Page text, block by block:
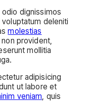
dignissimos
deleniti
molestias
provident,
mollitia
adipisicing
ut labore et
veniam, quis